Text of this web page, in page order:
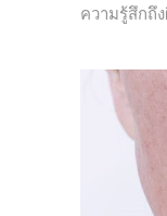
ความรู้สึกถึ